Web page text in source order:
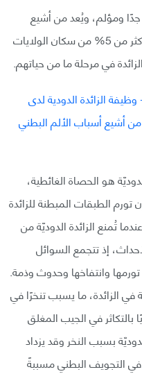
جدًا ومؤلم، ويُعد من أشيع
أسباب الألم البطني الحاد، وقد خضع أكثر من 5% من سكان الولايات
في مرحلة ما من حياتهم.
هو الحصاة الغائطية،
الطبقات المبطنة للزائدة
تُمنع الزائدة الدوديّة من
إذ تتجمع السوائل
وانتفاخها وحدوث وذمة.
في الزائدة، ما يسبب تنخرًا في
بالتكاثر في الجيب المغلق
بسبب النخر وقد يزداد
التجويف البطني مسببةً